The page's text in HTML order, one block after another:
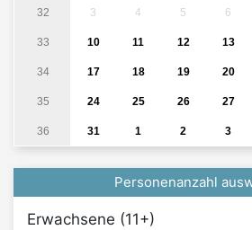
32 3 4 5 6
33 10 11 12 13
34 17 18 19 20
35 24 25 26 27
36 31 1 2 3
Personenanzahl
Erwachsene (11+)